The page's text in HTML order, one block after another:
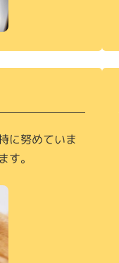
に努めていま
。